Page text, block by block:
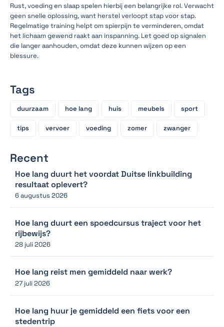
Rust, voeding en slaap spelen hierbij een belangrijke rol. Verwacht
geen snelle oplossing, want herstel verloopt stap voor stap.
Regelmatige training helpt om spierpijn te verminderen, omdat
het lichaam gewend raakt aan inspanning. Let goed op signalen
die langer aanhouden, omdat deze kunnen wijzen op een
blessure.
Tags
duurzaam hoe lang huis meubels sport
tips vervoer voeding zomer zwanger
Recent
Hoe lang duurt het voordat Duitse linkbuilding
resultaat oplevert?
6 augustus 2026
Hoe lang duurt een spoedcursus traject voor het
rijbewijs?
28 juli 2026
Hoe lang reist men gemiddeld naar werk?
27 juli 2026
Hoe lang huur je gemiddeld een fiets voor een
stedentrip